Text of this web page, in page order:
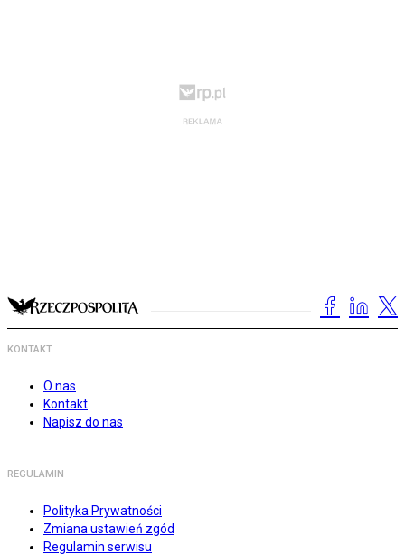
KONTAKT
O nas
Kontakt
Napisz do nas
REGULAMIN
Polityka Prywatności
Zmiana ustawień zgód
Regulamin serwisu